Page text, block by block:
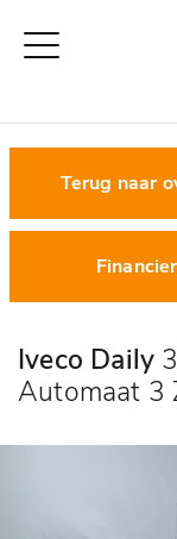
Terug naar
Iveco Daily
Automaat 3